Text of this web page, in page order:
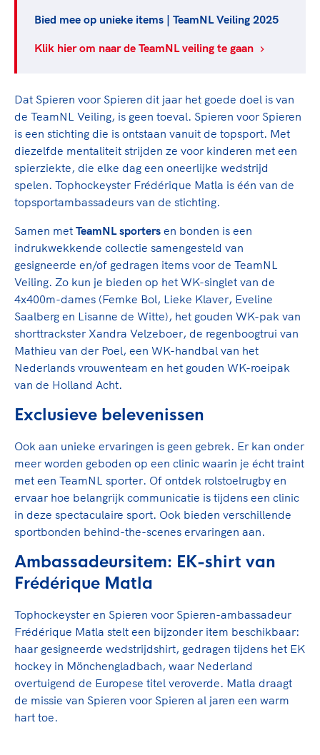
een rondje fietsen, door samen te skaten of naar
voor Sifan Hassan, Rico Verhoeven, Diede de
de halve marathon van je moeder of de
hockeywedstrijd van je buurjongen.
Lees verder
Beroepskrachten
Voor welk gedrag staat de club? Wat mag wel
langs de lijn, in de kleedkamer, kantine en online?
En wat mag vooral niet? Een gedragscode geeft
hier richting aan en is dus een belangrijk
onderdeel van het clubbeleid rondom gewenst en
ongewenst gedrag.
Lees verder
De TeamNL Academie biedt een leer- en
bestuurders, (technisch) directeuren, managers en
toekomstig kader.
Lees verder
Bied mee op unieke items | TeamNL Veiling 2025
Klik hier om naar de TeamNL veiling te gaan
Dat Spieren voor Spieren dit jaar het goede doel is van
de TeamNL Veiling, is geen toeval. Spieren voor Spieren
is een stichting die is ontstaan vanuit de topsport. Met
diezelfde mentaliteit strijden ze voor kinderen met een
spierziekte, die elke dag een oneerlijke wedstrijd
spelen. Tophockeyster Frédérique Matla is één van de
topsportambassadeurs van de stichting.
Samen met TeamNL sporters en bonden is een
indrukwekkende collectie samengesteld van
gesigneerde en/of gedragen items voor de TeamNL
Veiling. Zo kun je bieden op het WK-singlet van de
4x400m-dames (Femke Bol, Lieke Klaver, Eveline
Saalberg en Lisanne de Witte), het gouden WK-pak van
shorttrackster Xandra Velzeboer, de regenboogtrui van
Mathieu van der Poel, een WK-handbal van het
Nederlands vrouwenteam en het gouden WK-roeipak
van de Holland Acht.
Exclusieve belevenissen
Ook aan unieke ervaringen is geen gebrek. Er kan onder
meer worden geboden op een clinic waarin je écht traint
met een TeamNL sporter. Of ontdek rolstoelrugby en
ervaar hoe belangrijk communicatie is tijdens een clinic
in deze spectaculaire sport. Ook bieden verschillende
sportbonden behind-the-scenes ervaringen aan.
Ambassadeursitem: EK-shirt van
Frédérique Matla
Tophockeyster en Spieren voor Spieren-ambassadeur
Frédérique Matla stelt een bijzonder item beschikbaar:
haar gesigneerde wedstrijdshirt, gedragen tijdens het EK
hockey in Mönchengladbach, waar Nederland
overtuigend de Europese titel veroverde. Matla draagt
de missie van Spieren voor Spieren al jaren een warm
hart toe.